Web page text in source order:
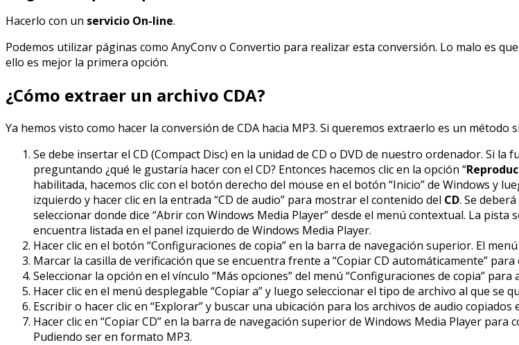
Hacerlo con un servicio On-line.
Podemos utilizar páginas como AnyConv o Convertio para realizar esta conversión. Lo malo es
ello es mejor la primera opción.
¿Cómo extraer un archivo CDA?
Ya hemos visto como hacer la conversión de CDA hacia MP3. Si queremos extraerlo es un método
Se debe insertar el CD (Compact Disc) en la unidad de CD o DVD de nuestro ordenador. Si
preguntando ¿qué le gustaría hacer con el CD? Entonces hacemos clic en la opción “
habilitada, hacemos clic con el botón derecho del mouse en el botón “Inicio” de Windows y
izquierdo y hacer clic en la entrada “CD de audio” para mostrar el contenido del CD. Se
seleccionar donde dice “Abrir con Windows Media Player” desde el menú contextual. La
encuentra listada en el panel izquierdo de Windows Media Player.
Hacer clic en el botón “Configuraciones de copia” en la barra de navegación superior. El
Marcar la casilla de verificación que se encuentra frente a “Copiar CD automáticamente”
Seleccionar la opción en el vínculo “Más opciones” del menú “Configuraciones de copia” para
Hacer clic en el menú desplegable “Copiar a” y luego seleccionar el tipo de archivo al que se
Escribir o hacer clic en “Explorar” y buscar una ubicación para los archivos de audio copiados
Hacer clic en “Copiar CD” en la barra de navegación superior de Windows Media Player para
Pudiendo ser en formato MP3.